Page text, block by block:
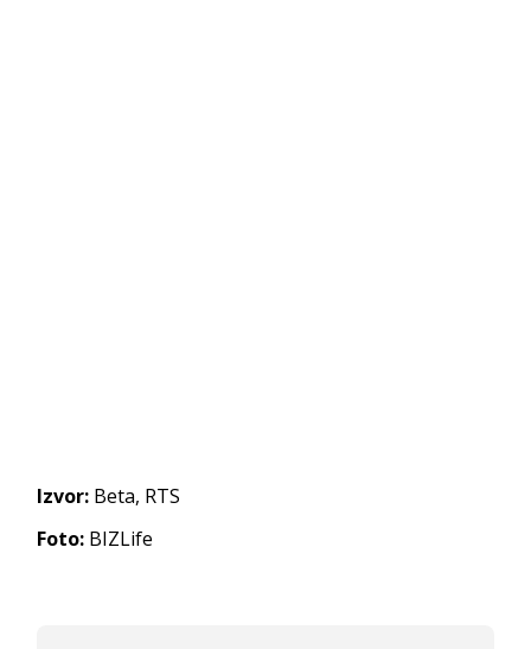
Izvor: Beta, RTS
Foto: BIZLife